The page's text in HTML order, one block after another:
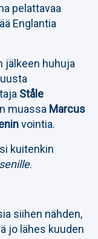
pelattavaa
Englantia
jälkeen huhuja
Ståle
muassa Marcus
vointia.
kuitenkin
.
siihen nähden,
jo lähes kuuden